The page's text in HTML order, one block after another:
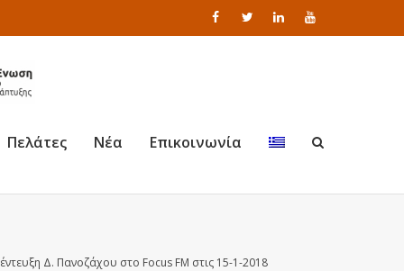
Πελάτες Νέα Επικοινωνία
Δ. Πανοζάχου στο Focus FM στις 15-1-2018